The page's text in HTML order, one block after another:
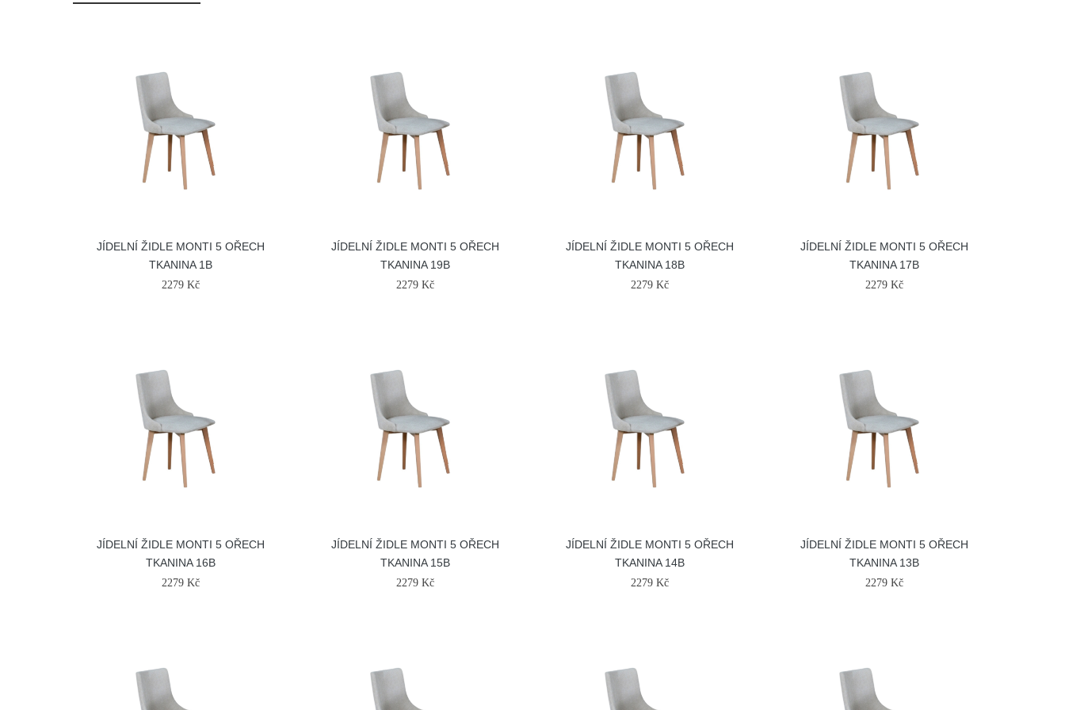
JÍDELNÍ ŽIDLE MONTI 5 OŘECH
TKANINA 1B
2279 Kč
JÍDELNÍ ŽIDLE MONTI 5 OŘECH
TKANINA 19B
2279 Kč
JÍDELNÍ ŽIDLE MONTI 5 OŘECH
TKANINA 18B
2279 Kč
JÍDELNÍ ŽIDLE MONTI 5 OŘECH
TKANINA 17B
2279 Kč
JÍDELNÍ ŽIDLE MONTI 5 OŘECH
TKANINA 16B
2279 Kč
JÍDELNÍ ŽIDLE MONTI 5 OŘECH
TKANINA 15B
2279 Kč
JÍDELNÍ ŽIDLE MONTI 5 OŘECH
TKANINA 14B
2279 Kč
JÍDELNÍ ŽIDLE MONTI 5 OŘECH
TKANINA 13B
2279 Kč